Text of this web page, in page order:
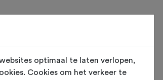
optimaal te laten verlopen,
Cookies om het verkeer te